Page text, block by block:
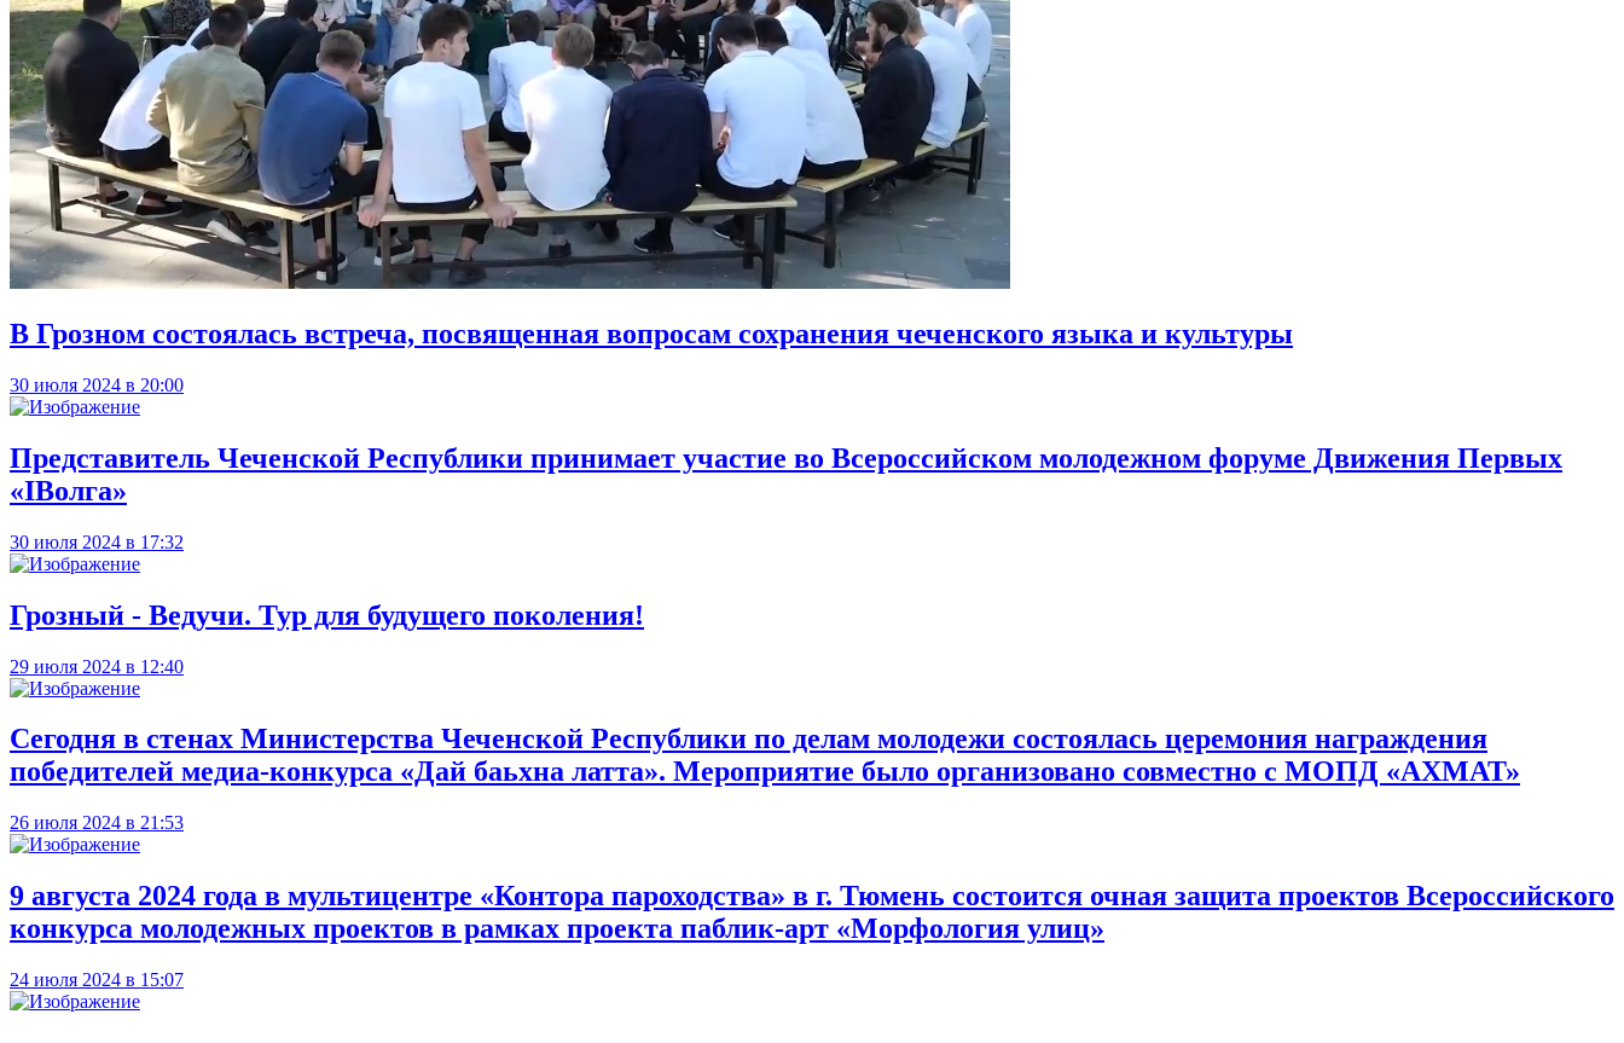
В Грозном состоялась встреча, посвященная вопросам сохранения чеченского языка и культуры
30 июля 2024 в 20:00
Представитель Чеченской Республики принимает участие во Всероссийском молодежном форуме Движения Первых
«IВолга»
30 июля 2024 в 17:32
Грозный - Ведучи. Тур для будущего поколения!
29 июля 2024 в 12:40
Сегодня в стенах Министерства Чеченской Республики по делам молодежи состоялась церемония награждения
победителей медиа-конкурса «Дай баьхна латта». Мероприятие было организовано совместно с МОПД «АХМАТ»
26 июля 2024 в 21:53
9 августа 2024 года в мультицентре «Контора пароходства» в г. Тюмень состоится очная защита проектов Всероссийского
конкурса молодежных проектов в рамках проекта паблик-арт «Морфология улиц»
24 июля 2024 в 15:07